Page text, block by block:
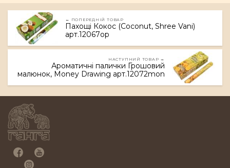
← ПОПЕРЕДНІЙ ТОВАР
Пахощі Кокос (Coconut, Shree Vani)
арт.12067op
НАСТУПНИЙ ТОВАР →
Ароматичні палички Грошовий
малюнок, Money Drawing арт.12072mon